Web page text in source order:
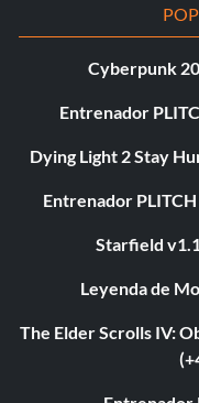
Cyberpunk
Entrenador
Dying Light 2 Stay
Entrenador
Starfield
Leyenda de
The Elder Scrolls IV: